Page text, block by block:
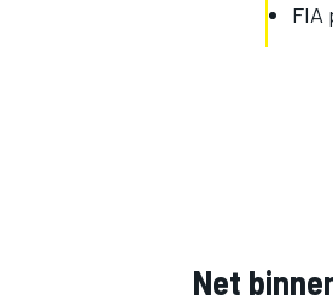
FIA
Net